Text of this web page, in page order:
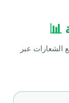
الشعارات عبر